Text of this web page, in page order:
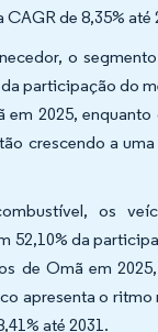
CAGR de 8,35% até
o
participação do
em 2025, enquanto
crescendo a
os
52,10% da
de Omã em
apresenta o
até 2031.